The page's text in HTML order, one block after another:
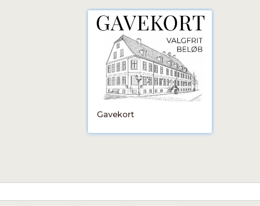
Gavekort